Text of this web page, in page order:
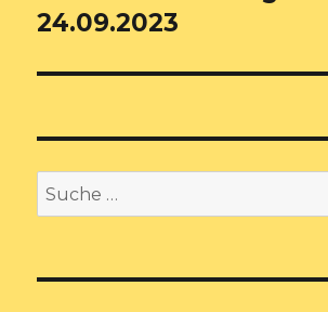
Beitrag:
24.09.2023
Suche
nach: